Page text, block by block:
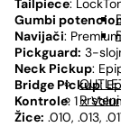
Prsteni
Tailpiece:
Gumbi
Navijači:
Pickguard: 3-
Neck Pickup:
Bridge Pickup:
Kontrole: 1 x
Žice: .010, .013,